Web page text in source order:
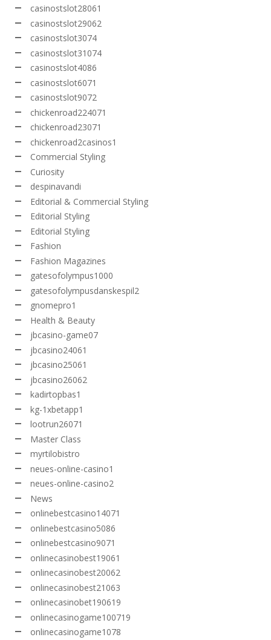
casinostslot28061
casinostslot29062
casinostslot3074
casinostslot31074
casinostslot4086
casinostslot6071
casinostslot9072
chickenroad224071
chickenroad23071
chickenroad2casinos1
Commercial Styling
Curiosity
despinavandi
Editorial & Commercial Styling
Editorial Styling
Editorial Styling
Fashion
Fashion Magazines
gatesofolympus1000
gatesofolympusdanskespil2
gnomepro1
Health & Beauty
jbcasino-game07
jbcasino24061
jbcasino25061
jbcasino26062
kadirtopbas1
kg-1xbetapp1
lootrun26071
Master Class
myrtilobistro
neues-online-casino1
neues-online-casino2
News
onlinebestcasino14071
onlinebestcasino5086
onlinebestcasino9071
onlinecasinobest19061
onlinecasinobest20062
onlinecasinobest21063
onlinecasinobet190619
onlinecasinogame100719
onlinecasinogame1078